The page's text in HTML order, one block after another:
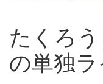
たくろ
の単独ラ